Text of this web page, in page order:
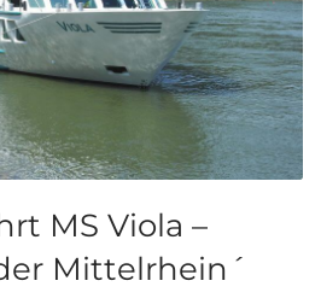
MS Viola –
Mittelrhein´